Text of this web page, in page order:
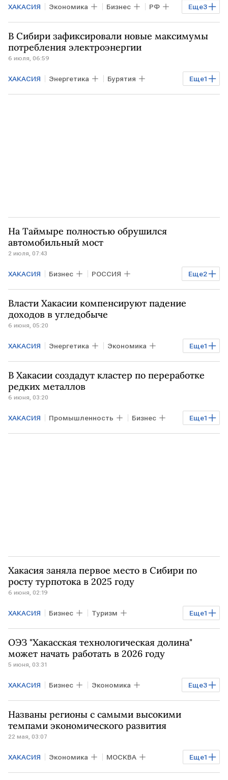
Еще3
ХАКАСИЯ Экономика Бизнес РФ
Михаил Мишустин ОЭЗ РОССИЯ
В Сибири зафиксировали новые максимумы
потребления электроэнергии
6 июля, 06:59
Еще1
ХАКАСИЯ Энергетика Бурятия
Омская область
На Таймыре полностью обрушился
автомобильный мост
2 июля, 07:43
Еще2
ХАКАСИЯ Бизнес РОССИЯ
КРАСНОЯРСКИЙ КРАЙ Таймыр
Власти Хакасии компенсируют падение
доходов в угледобыче
6 июня, 05:20
Еще1
ХАКАСИЯ Энергетика Экономика
Нефть
В Хакасии создадут кластер по переработке
редких металлов
6 июня, 03:20
Еще1
ХАКАСИЯ Промышленность Бизнес
Экономика
Хакасия заняла первое место в Сибири по
росту турпотока в 2025 году
6 июня, 02:19
Еще1
ХАКАСИЯ Бизнес Туризм
Экономика
ОЭЗ "Хакасская технологическая долина"
может начать работать в 2026 году
5 июня, 03:31
Еще3
ХАКАСИЯ Бизнес Экономика
Промышленность РФ ОЭЗ
Названы регионы с самыми высокими
темпами экономического развития
22 мая, 03:07
Еще1
ХАКАСИЯ Экономика МОСКВА
Марий Эл